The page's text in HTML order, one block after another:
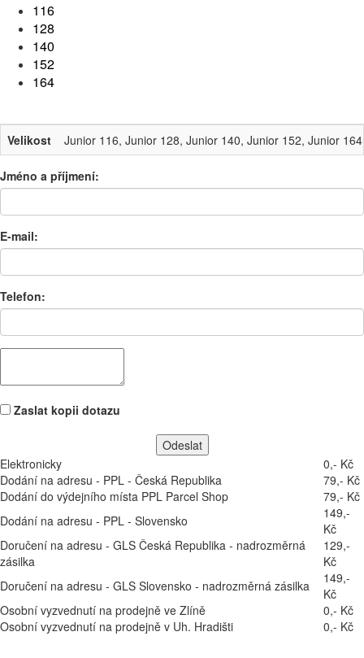
116
128
140
152
164
Velikost Junior 116, Junior 128, Junior 140, Junior 152, Junior 164
Jméno a příjmení:
E-mail:
Telefon:
Zaslat kopii dotazu
Elektronicky
0,- Kč
Dodání na adresu - PPL - Česká Republika
79,- Kč
Dodání do výdejního místa PPL Parcel Shop
79,- Kč
Dodání na adresu - PPL - Slovensko
149,-
Kč
Doručení na adresu - GLS Česká Republika - nadrozměrná
zásilka
129,-
Kč
Doručení na adresu - GLS Slovensko - nadrozměrná zásilka
149,-
Kč
Osobní vyzvednutí na prodejně ve Zlíně
0,- Kč
Osobní vyzvednutí na prodejně v Uh. Hradišti
0,- Kč